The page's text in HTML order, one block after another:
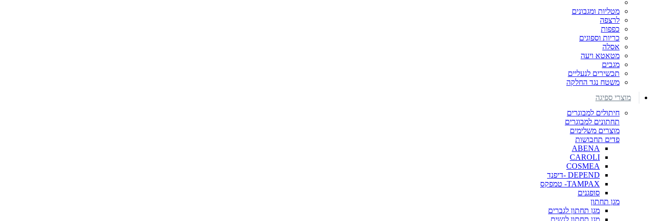
מטליות ומגבונים
לרצפה
כפפות
כריות וספוגים
אסלה
מטאטא ויעה
מגבים
תכשירים לנעליים
משטח נגד החלקה
מוצרי ספיגה
חיתולים למבוגרים
תחתונים למבוגרים
מוצרים משלימים
פדים תחבושות
ABENA
CAROLI
COSMEA
DEPEND -דיפנד
TAMPAX- טמפקס
סופגנים
מגן תחתון
מגן תחתון לגברים
מגן תחתון לנשים